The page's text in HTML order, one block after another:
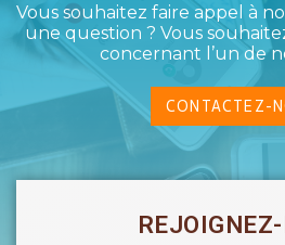
Vous souhaitez faire appel à
une question ? Vous
concernant l’un de
CONTACTEZ-